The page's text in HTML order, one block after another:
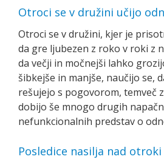
Otroci se v družini učijo
Otroci se v družini, kjer je
da gre ljubezen z roko v roki z
da večji in močnejši lahko
šibkejše in manjše, naučijo se,
rešujejo s pogovorom, temveč
dobijo še mnogo drugih
nefunkcionalnih predstav o
Posledice nasilja nad otroki